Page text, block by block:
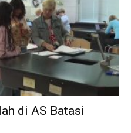
di AS Batasi